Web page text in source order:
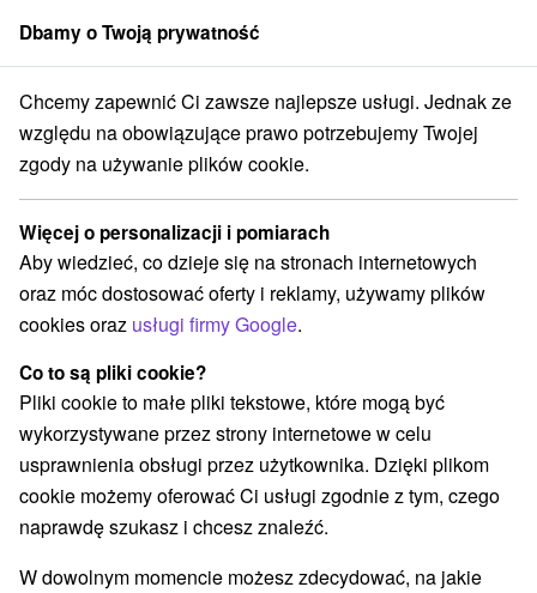
członek grupySorger
Trnavský kraj Piešťany Apartmán Vanessa Piešťany
Apartmán Vanessa Piešťany
Piešťany
REZERWACJA I WYBÓR OFERTY
Skontaktuj się bezpośrednio z właścicielem.
Przejdź do lokalizacji
O URZĄDZENIA SPRZĘT
Dbamy o Twoją prywatność
Chcemy zapewnić Ci zawsze najlepsze usługi. Jednak ze
względu na obowiązujące prawo potrzebujemy Twojej
zgody na używanie plików cookie.
Więcej o personalizacji i pomiarach
Aby wiedzieć, co dzieje się na stronach internetowych
oraz móc dostosować oferty i reklamy, używamy plików
cookies oraz usługi firmy Google.
Co to są pliki cookie?
Pliki cookie to małe pliki tekstowe, które mogą być
wykorzystywane przez strony internetowe w celu
usprawnienia obsługi przez użytkownika. Dzięki plikom
cookie możemy oferować Ci usługi zgodnie z tym, czego
naprawdę szukasz i chcesz znaleźć.
W dowolnym momencie możesz zdecydować, na jakie